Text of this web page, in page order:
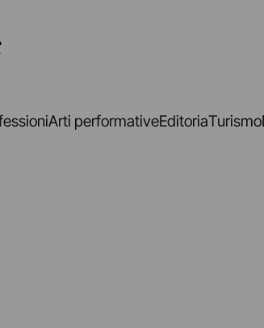
Arti performativeEditoriaTurismo